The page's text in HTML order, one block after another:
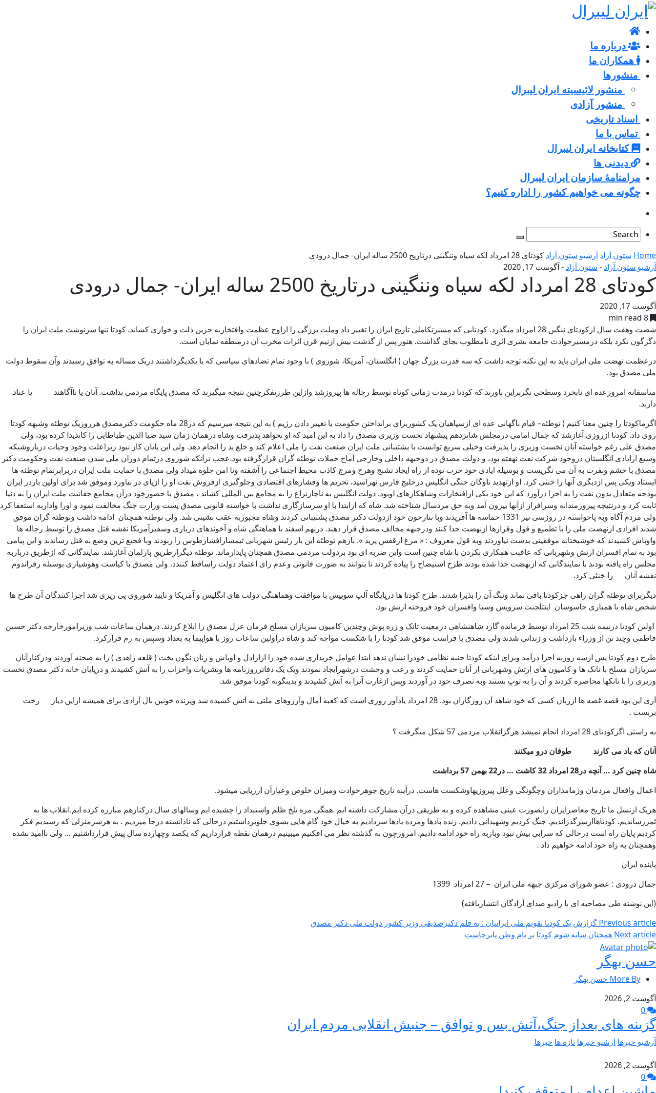
درباره ما
همکاران ما
منشورها
منشور لائیسیته ایران لیبرال
منشور آزادی
اسناد تاریخی
تماس با ما
کتابخانه ایران لیبرال
دیدنی ها
مرامنامۀ سازمان ایران لیبرال
چگونه می خواهیم کشور را اداره کنیم؟
Home ستون آزاد آرشیو ستون آزاد کودتای 28 امرداد لکه سیاه وننگینی درتاریخ 2500 ساله ایران- جمال درودی
آرشیو ستون آزاد - ستون آزاد -آگوست 17, 2020
کودتای 28 امرداد لکه سیاه وننگینی درتاریخ 2500 ساله ایران- جمال درودی
آگوست 17, 2020
8 min read
شصت وهفت سال ازکودتای ننگین 28 امرداد میگذرد. کودتایی که مسیرتکاملی تاریخ ایران را تغییر داد وملت بزرگی را ازاوج عظمت وافتخاربه حزین ذلت و خواری کشاند. کودتا تنها سرنوشت ملت ایران را
دگرگون نکرد بلکه درمسیرحوادث جامعه بشری اثری نامطلوب بجای گذاشت. هنوز پس از گذشت بیش ازنیم قرن اثرات مخرب آن درمنطقه نمایان است.
درعظمت نهضت ملی ایران باید به این نکته توجه داشت که سه قدرت بزرگ جهان ( انگلستان، آمریکا، شوروی ) با وجود تمام تضادهای سیاسی که با یکدیگرداشتند دریک مساله به توافق رسیدند وآن سقوط دولت
ملی مصدق بود.
متاسفانه امروزعده ای نابخرد وسطحی نگربراین باورند که کودتا درمدت زمانی کوتاه توسط رجاله ها پیروزشد وازاین طرزتفکرچنین نتیجه میگیرند که مصدق پایگاه مردمی نداشت. آنان یا ناآگاهند یا عناد
دارند.
اگرماکودتا را چنین معنا کنیم ( توطئه– قیام ناگهانی عده ای ازسپاهیان یک کشوربرای برانداختن حکومت یا تغییر دادن رژیم ) به این نتیجه میرسیم که در28 ماه حکومت دکترمصدق هرروزیک توطئه وشبهه کودتا
روی داد. کودتا ازروزی آغازشد که جمال امامی درمجلس شانزدهم پیشنهاد نخست وزیری مصدق را داد به این امید که او نخواهد پذیرفت وشاه درهمان زمان سید ضیا الدین طباطایی را کاندیدا کرده بود، ولی
مصدق علی رغم خواسته آنان نخست وزیری را پذیرفت وخیلی سریع توانست با پشتیبانی ملت ایران صنعت نفت را ملی اعلام کند و خلع ید را انجام دهد. ولی این پایان کار نبود زیراعلت وجود وحیات درباروشبکه
وسیع ازایادی انگلستان دروجود شرکت نفت نهفته بود، و دولت مصدق در دوجبهه داخلی وخارجی آماج حملات توطئه گران قرارگرفته بود.عجب ترآنکه شوروی درتمام دوران ملی شدن صنعت نفت وحکومت دکتر
مصدق با خشم ونفرت به آن می نگریست و بوسیله ایادی خود حزب توده از راه ایجاد تشنج وهرج ومرج کاذب محیط اجتماعی را آشفته ونا امن جلوه میداد ولی مصدق با حمایت ملت ایران دربرابرتمام توطئه ها
ایستاد ویکی پس ازدیگری آنها را خنثی کرد. او ازتهدید ناوگان جنگی انگلیس درخلیج فارس نهراسید، تحریم ها وفشارهای اقتصادی وجلوگیری ازفروش نفت او را ازپای در نیاورد وموفق شد برای اولین باردر ایران
بودجه متعادل بدون نفت را به اجرا درآورد که این خود یکی ازافتخارات وشاهکارهای اوبود. دولت انگلیس به ناچارنزاع را به مجامع بین المللی کشاند ، مصدق با حضورخود درآن مجامع حقانیت ملت ایران را به دنیا
ثابت کرد و درنتیجه پیروزمندانه وسرافراز ازآنها بیرون آمد وبه حق مردسال شناخته شد. شاه که ازابتدا با او سرسازگاری نداشت با خواسته قانونی مصدق پست وزارت جنگ مخالفت نمود و اورا واداربه استعفا کرد
ولی مردم آگاه وبه پاخواسته در روزسی تیر 1331 حماسه ها آفریدند وبا نثارخون خود ازدولت دکتر مصدق پشتیبانی کردند وشاه مجبوربه عقب نشینی شد. ولی توطئه همچنان ادامه داشت وتوطئه گران موفق
شدند افرادی ازنهضت ملی را با تطمیع و قول وقرارها ازنهضت جدا کنند ودرجبهه مخالف مصدق قرار دهند. درنهم اسفند با هماهنگی شاه و آخوندهای درباری وسفیرآمریکا نقشه قتل مصدق را توسط رجاله ها
واوباش کشیدند که خوشبختانه موفقیتی بدست نیاوردند وبه قول معروف : « مرغ ازقفس پرید ». بازهم توطئه این بار رئیس شهربانی تیمسارافشارطوس را ربودند وبا فجیع ترین وضع به قتل رساندند و این پیامی
بود به تمام افسران ارتش وشهربانی که عاقبت همکاری نکردن با شاه چنین است واین ضربه ای بود بردولت مردمی مصدق همچنان پایدارماند. توطئه دیگرازطریق پارلمان آغازشد. نمایندگانی که ازطریق درباربه
مجلس راه یافته بودند با نمایندگانی که ازنهضت جدا شده بودند طرح استیضاح را پیاده کردند تا بتوانند به صورت قانونی وعدم رای اعتماد دولت راساقط کنندد، ولی مصدق با کیاست وهوشیاری بوسیله رفراندوم
نقشه آنان را خنثی کرد.
دیگربرای توطئه گران راهی جزکودتا باقی نماند وننگ آن را بذیرا شدند. طرح کودتا ها درپایگاه آلپ سوییس با موافقت وهماهنگی دولت های انگلیس و آمریکا و تایید شوروی پی ریزی شد اجرا کنندگان آن طرح ها
شخص شاه با همیاری جاسوسان اینتلجنت سرویس وسیا وافسران خود فروخته ارتش بود.
اولین کودتا درنیمه شب 25 امرداد توسط فرمانده گارد شاهنشاهی درمعیت تانک و زره پوش وچندین کامیون سربازان مسلح فرمان عزل مصدق را ابلاغ کردند. درهمان ساعات شب وزیرامورخارجه دکتر حسین
فاطمی وچند تن از وزراء بازداشت و زندانی شدند ولی مصدق با فراست موفق شد کودتا را با شکست مواجه کند و شاه دراولین ساعات روز با هواپیما به بغداد وسپس به رم فرارکرد.
طرح دوم کودتا پس ازسه روزبه اجرا درآمد وبرای اینکه کودتا جنبه نظامی خودرا نشان ندهد ابتدا عوامل خریداری شده خود را ازاراذل و اوباش و زنان نگون بخت ( قلعه زاهدی ) را به صحنه آوردند ودرکنارآنان
سریازان مسلح با تانک ها و کامیون های ارتش وشهربانی از آنان حمایت کردند و رعب و وحشت درشهرایجاد نمودند ویک یک دفاترروزنامه ها ونشریات واحزاب را به آتش کشیدند و درپایان خانه دکتر مصدق نخست
وزیری را با تانکها محاصره کردند و آن را به توپ بستند وبه تصرف خود در آوردند وپس ازغارت آنرا به آتش کشیدند و بدینگونه کودتا موفق شد.
آری این بود قصه غصه ها اززبان کسی که خود شاهد آن روزگاران بود. 28 امرداد یادآور روزی است که کعبه آمال وآرزوهای ملتی به آتش کشیده شد وپرنده خونین بال آزادی برای همیشه ازاین دیار رخت
بربست .
به راستی اگرکودتای 28 امرداد انجام نمیشد هرگزانقلاب مردمی 57 شکل میگرفت ؟
آنان که باد می کارند طوفان درو میکنند
شاه چنین کرد … آنچه در28 امرداد 32 کاشت … در22 بهمن 57 برداشت
اعمال وافعال مردمان وزمامداران وچگونگی وعلل پیروزیهاوشکست هاست. درآینه تاریخ جوهرحوادت ومیزان خلوص وعیارآن ارزیابی میشود.
هریک ازنسل ما تاریخ معاصرایران رابصورت عینی مشاهده کرده و به طریقی درآن مشارکت داشته ایم .همگی مزه تلخ ظلم واستبداد را چشیده ایم وسالهای سال درکنارهم مبارزه کرده ایم.انقلاب ها به
ثمررساندیم. کودتاهاازسرگذراندیم. جنگ کردیم وشهیدانی دادیم. زنده بادها ومرده بادها سردادیم به خیال خود گام هایی بسوی جلوبرداشتیم درحالی که نادانسته درجا میزدیم . به هرسرمنزلی که رسیدیم فکر
کردیم پایان راه است درحالی که سرابی بیش نبود وبازبه راه خود ادامه دادیم. امروزچون به گذشته نظر می افکنیم میبینیم درهمان نقطه قرارداریم که یکصد وچهارده سال پیش قرارداشتیم … ولی ناامید نشده
وهمچنان به راه خود ادامه خواهیم داد .
پاینده ایران
جمال درودی : عضو شورای مرکزی جبهه ملی ایران – 27 امرداد 1399
(این نوشته طی مصاحبه ای با رادیو صدای آزادگان انتشاریافته)
Previous article گزارش یک کودتا تقویم ملی ایرانیان : به قلم دکترصدیقی وزیر کشور دولت ملی دکتر مصدق
Next article همچنان سایه شوم کودتا بر بام وطن پابرجاست
حسن بهگر
More By حسن بهگر
آگوست 2, 2026
گزینه های بعداز جنگ،آتش بس و توافق – جنبش انقلابی مردم ایران
آرشیو خبرها ارشیو خبرها تازه ها خبرها
آگوست 2, 2026